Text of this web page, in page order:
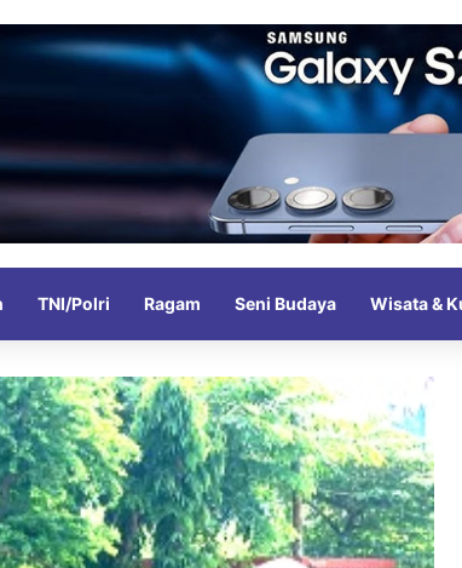
TNI/Polri Ragam Seni Budaya Wisata &